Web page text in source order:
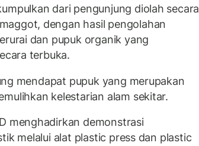
dari pengunjung diolah secara
dengan hasil pengolahan
dan pupuk organik yang
terbuka.
mendapat pupuk yang merupakan
kelestarian alam sekitar.
menghadirkan demonstrasi
melalui alat plastic press dan plastic